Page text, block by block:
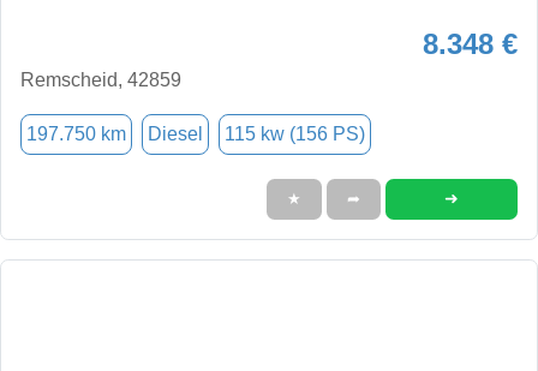
8.348 €
Remscheid, 42859
197.750 km Diesel 115 kw (156 PS)
★ ➦ ➜